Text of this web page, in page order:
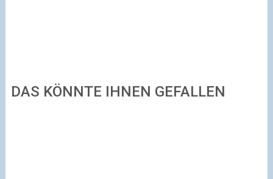
DAS KÖNNTE IHNEN GEFALLEN